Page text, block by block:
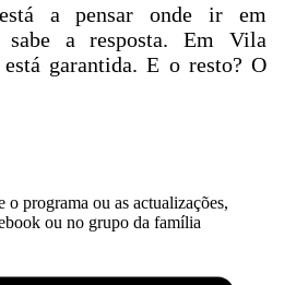
a pensar onde ir em
a resposta. Em Vila
garantida. E o resto? O
o programa ou as actualizações,
ou no grupo da família